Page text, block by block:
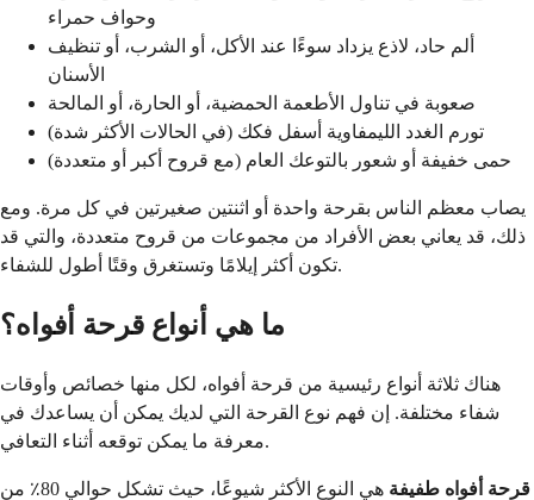
وحواف حمراء
ألم حاد، لاذع يزداد سوءًا عند الأكل، أو الشرب، أو تنظيف
الأسنان
صعوبة في تناول الأطعمة الحمضية، أو الحارة، أو المالحة
تورم الغدد الليمفاوية أسفل فكك (في الحالات الأكثر شدة)
حمى خفيفة أو شعور بالتوعك العام (مع قروح أكبر أو متعددة)
يصاب معظم الناس بقرحة واحدة أو اثنتين صغيرتين في كل مرة. ومع
ذلك، قد يعاني بعض الأفراد من مجموعات من قروح متعددة، والتي قد
تكون أكثر إيلامًا وتستغرق وقتًا أطول للشفاء.
ما هي أنواع قرحة أفواه؟
هناك ثلاثة أنواع رئيسية من قرحة أفواه، لكل منها خصائص وأوقات
شفاء مختلفة. إن فهم نوع القرحة التي لديك يمكن أن يساعدك في
معرفة ما يمكن توقعه أثناء التعافي.
قرحة أفواه طفيفة
هي النوع الأكثر شيوعًا، حيث تشكل حوالي 80٪ من